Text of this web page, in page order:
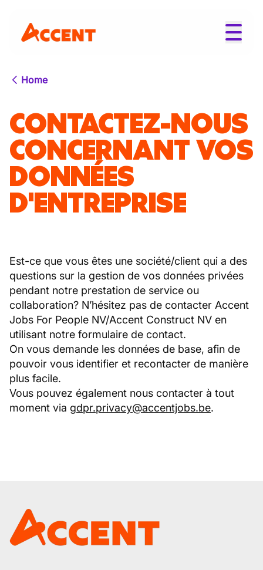
Home
CONTACTEZ-NOUS
CONCERNANT VOS
DONNÉES
D'ENTREPRISE
Est-ce que vous êtes une société/client qui a des
questions sur la gestion de vos données privées
pendant notre prestation de service ou
collaboration? N’hésitez pas de contacter Accent
Jobs For People NV/Accent Construct NV en
utilisant notre formulaire de contact.
On vous demande les données de base, afin de
pouvoir vous identifier et recontacter de manière
plus facile.
Vous pouvez également nous contacter à tout
moment via gdpr.privacy@accentjobs.be.